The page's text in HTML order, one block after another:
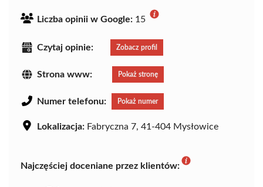
Liczba opinii w Google: 15
Czytaj opinie: Zobacz profil
Strona www: Pokaż stronę
Numer telefonu: Pokaż numer
Lokalizacja: Fabryczna 7, 41-404 Mysłowice
Najczęściej doceniane przez klientów: